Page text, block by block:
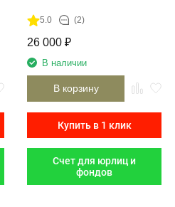
5.0 (2)
26 000 ₽
В наличии
В корзину
Купить в 1 клик
Счет для юрлиц и
фондов